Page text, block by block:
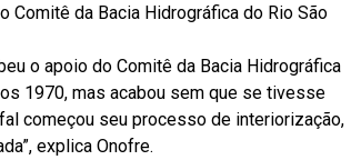
da Bacia Hidrográfica do Rio São
o apoio do Comitê da Bacia Hidrográfica
1970, mas acabou sem que se tivesse
começou seu processo de interiorização,
explica Onofre.